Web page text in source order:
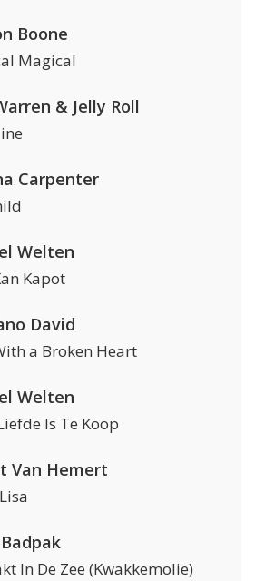
Boone
Magical
& Jelly Roll
Carpenter
Welten
Kapot
David
a Broken Heart
Welten
Is Te Koop
Van Hemert
In De Zee (Kwakkemolie)